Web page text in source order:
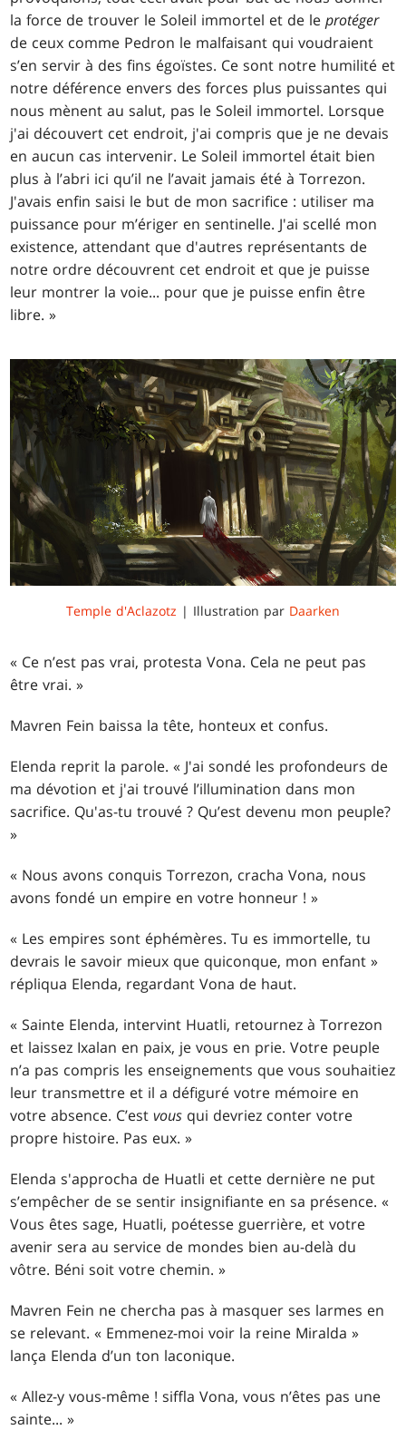
la force de trouver le Soleil immortel et de leprotéger
de ceux comme Pedron le malfaisant qui voudraient
s’en servir à des fins égoïstes. Ce sont notre humilité et
notre déférence envers des forces plus puissantes qui
nous mènent au salut, pas le Soleil immortel. Lorsque
j'ai découvert cet endroit, j'ai compris que je ne devais
en aucun cas intervenir. Le Soleil immortel était bien
plus à l’abri ici qu’il ne l’avait jamais été à Torrezon.
J'avais enfin saisi le but de mon sacrifice : utiliser ma
puissance pour m’ériger en sentinelle. J'ai scellé mon
existence, attendant que d'autres représentants de
notre ordre découvrent cet endroit et que je puisse
leur montrer la voie... pour que je puisse enfin être
libre. »
Temple d'Aclazotz | Illustration par Daarken
« Ce n’est pas vrai, protesta Vona. Cela ne peut pas
être vrai. »
Mavren Fein baissa la tête, honteux et confus.
Elenda reprit la parole. « J'ai sondé les profondeurs de
ma dévotion et j'ai trouvé l’illumination dans mon
sacrifice. Qu'as-tu trouvé ? Qu’est devenu mon peuple?
»
« Nous avons conquis Torrezon, cracha Vona, nous
avons fondé un empire en votre honneur ! »
« Les empires sont éphémères. Tu es immortelle, tu
devrais le savoir mieux que quiconque, mon enfant »
répliqua Elenda, regardant Vona de haut.
« Sainte Elenda, intervint Huatli, retournez à Torrezon
et laissez Ixalan en paix, je vous en prie. Votre peuple
n’a pas compris les enseignements que vous souhaitiez
leur transmettre et il a défiguré votre mémoire en
votre absence. C’estvous qui devriez conter votre
propre histoire. Pas eux. »
Elenda s'approcha de Huatli et cette dernière ne put
s’empêcher de se sentir insignifiante en sa présence. «
Vous êtes sage, Huatli, poétesse guerrière, et votre
avenir sera au service de mondes bien au-delà du
vôtre. Béni soit votre chemin. »
Mavren Fein ne chercha pas à masquer ses larmes en
se relevant. « Emmenez-moi voir la reine Miralda »
lança Elenda d’un ton laconique.
« Allez-y vous-même ! siffla Vona, vous n’êtes pas une
sainte... »